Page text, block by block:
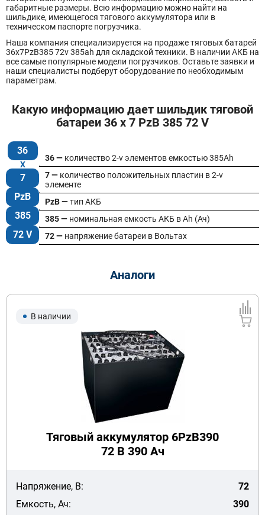
габаритные размеры. Всю информацию можно найти на
шильдике, имеющегося тягового аккумулятора или в
техническом паспорте погрузчика.
Наша компания специализируется на продаже тяговых батарей
36х7PzB385 72v 385ah для складской техники. В наличии АКБ на
все самые популярные модели погрузчиков. Оставьте заявки и
наши специалисты подберут оборудование по необходимым
параметрам.
Какую информацию дает шильдик тяговой
батареи 36 x 7 PzB 385 72 V
36
7
PzB
385
72 V
36 — количество 2-v элементов емкостью 385Ah
72 — напряжение батареи в Вольтах
7 — количество положительных пластин в 2-v
элементе
385 — номинальная емкость АКБ в Ah (Ач)
PzB —тип АКБ
Аналоги
В наличии
Тяговый аккумулятор 6PzB390
72 В 390 Ач
Напряжение, В:
72
Емкость, Ач:
390